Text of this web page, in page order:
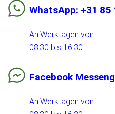
WhatsApp: +31 85
An Werktagen von
08:30 bis 16:30
Facebook
An Werktagen von